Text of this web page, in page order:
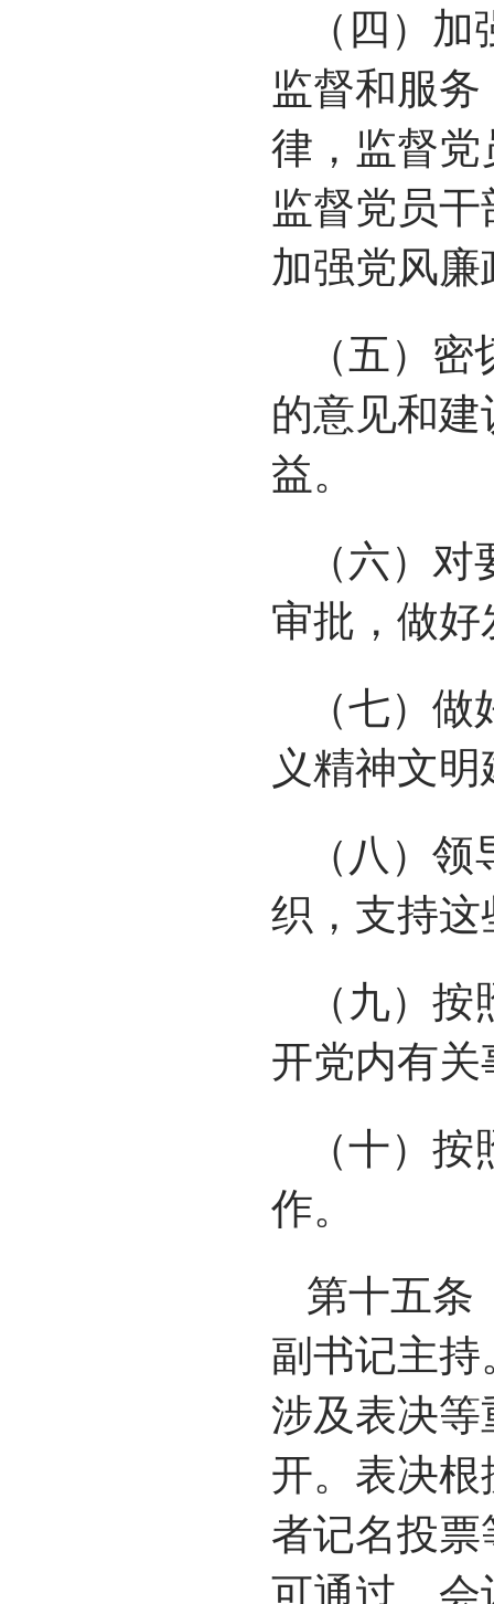
（四）
监督和服
律，监督
监督党员
加强党风
（五）
的意见和
益。
（六）
审批，做
（七）
义精神文
（八）
织，支持
（九）
开党内有关
（十）
作。
第十五条
副书记主
涉及表决
开。表决
者记名投
可通过。